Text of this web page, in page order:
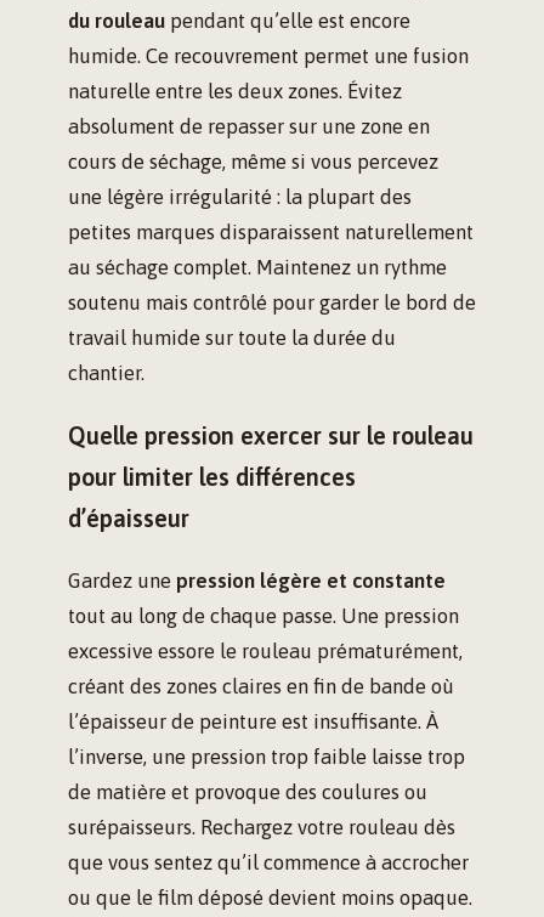
du rouleau pendant qu’elle est encore
humide. Ce recouvrement permet une fusion
naturelle entre les deux zones. Évitez
absolument de repasser sur une zone en
cours de séchage, même si vous percevez
une légère irrégularité : la plupart des
petites marques disparaissent naturellement
au séchage complet. Maintenez un rythme
soutenu mais contrôlé pour garder le bord de
travail humide sur toute la durée du
chantier.
Quelle pression exercer sur le rouleau
pour limiter les différences
d’épaisseur
Gardez une pression légère et constante
tout au long de chaque passe. Une pression
excessive essore le rouleau prématurément,
créant des zones claires en fin de bande où
l’épaisseur de peinture est insuffisante. À
l’inverse, une pression trop faible laisse trop
de matière et provoque des coulures ou
surépaisseurs. Rechargez votre rouleau dès
que vous sentez qu’il commence à accrocher
ou que le film déposé devient moins opaque.